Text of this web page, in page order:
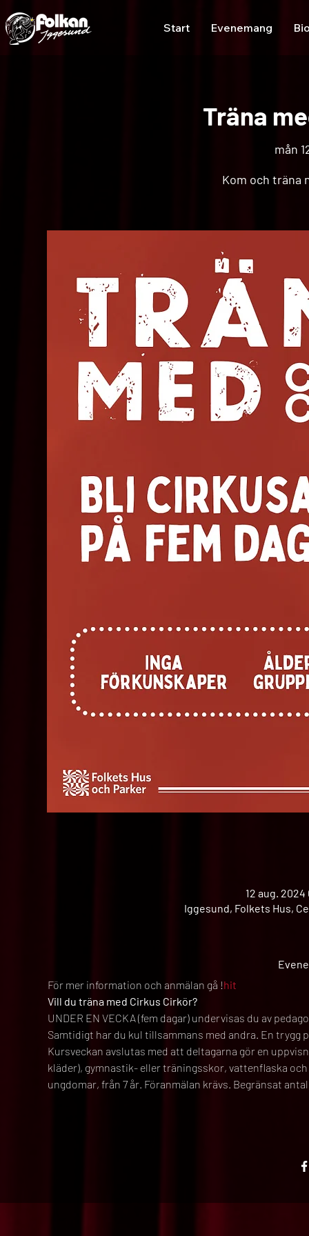
Start Evenemang
Träna
mån
Kom och träna
12 aug. 2024
Iggesund, Folkets Hus,
För mer information och anmälan gå !hit
Vill du träna med Cirkus Cirkör?
UNDER EN VECKA (fem dagar) undervisas du av
Samtidigt har du kul tillsammans med andra. En
Kursveckan avslutas med att deltagarna gör en
kläder), gymnastik- eller träningsskor, vattenflaska
ungdomar, från 7 år. Föranmälan krävs. Begränsat